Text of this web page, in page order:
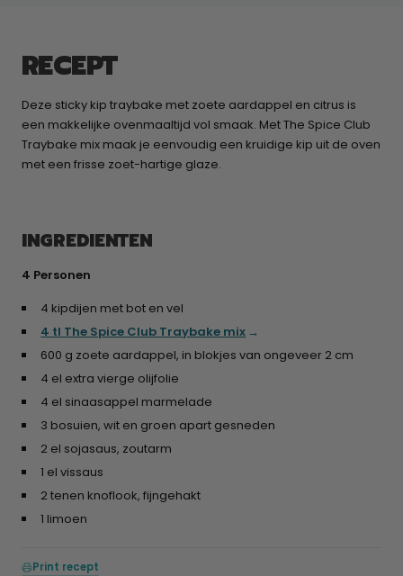
RECEPT
Deze sticky kip traybake met zoete aardappel en citrus is
een makkelijke ovenmaaltijd vol smaak. Met The Spice Club
Traybake mix maak je eenvoudig een kruidige kip uit de oven
met een frisse zoet-hartige glaze.
INGREDIENTEN
4 Personen
4 kipdijen met bot en vel
4 tl The Spice Club Traybake mix
600 g zoete aardappel, in blokjes van ongeveer 2 cm
4 el extra vierge olijfolie
4 el sinaasappel marmelade
3 bosuien, wit en groen apart gesneden
2 el sojasaus, zoutarm
1 el vissaus
2 tenen knoflook, fijngehakt
1 limoen
Print recept